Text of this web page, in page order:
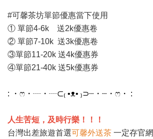
#可馨茶坊單節優惠當下使用
① 單節4-6k 送2k優惠卷
② 單節7-10k 送3k優惠卷
③單節11-20k 送4k優惠券
④單節21-40k 送5k優惠券
: ・ෆ・┈・┈⊂₍ •ᴥ• ₎⊃┈・┈・ෆ・ :
人生苦短，及時行樂！！！
台灣出差旅遊首選可馨外送茶 一定存官網